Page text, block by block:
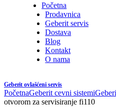
Početna
Prodavnica
Geberit servis
Dostava
Blog
Kontakt
O nama
Geberit ovlašćeni servis
PočetnaGeberit cevni sistemi
otvorom za servisiranje fi110